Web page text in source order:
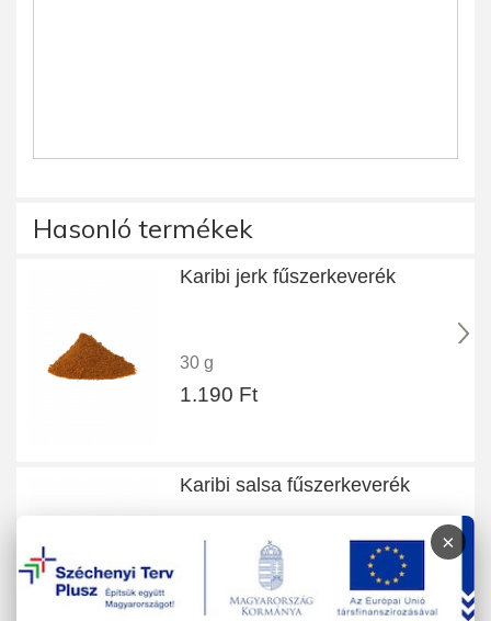
Hasonló termékek
Karibi jerk fűszerkeverék
30 g
1.190 Ft
Karibi salsa fűszerkeverék
550 Ft
×